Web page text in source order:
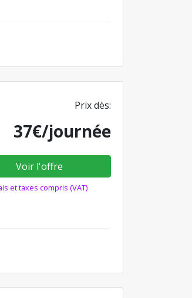
Prix dès:
37€/journée
Voir l'offre
et taxes compris (VAT)